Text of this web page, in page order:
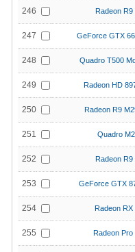
246 Radeon R9
247 GeForce GTX
248 Quadro T500
249 Radeon HD
250 Radeon R9
251 Quadro
252 Radeon R9
253 GeForce GTX
254 Radeon RX
255 Radeon Pro